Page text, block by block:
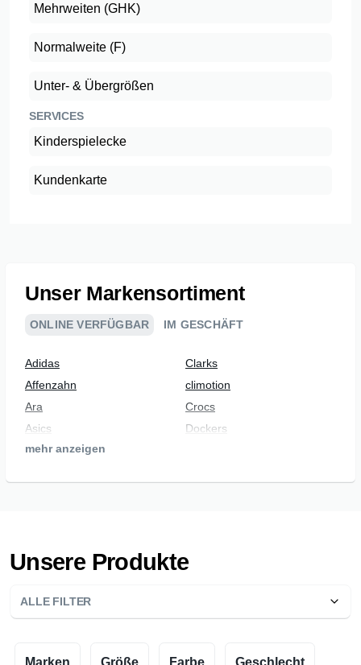
Mehrweiten (GHK)
Normalweite (F)
Unter- & Übergrößen
SERVICES
Kinderspielecke
Kundenkarte
Unser Markensortiment
ONLINE VERFÜGBAR IM GESCHÄFT
Adidas
Affenzahn
Ara
Asics
BARTH
Bugatti
Caprice
Clarks
climotion
Crocs
Dockers
Giesswein
mehr anzeigen
Unsere Produkte
ALLE FILTER
Marken Größe Farbe Geschlecht